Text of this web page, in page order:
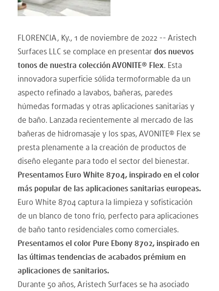
FLORENCIA, Ky., 1 de noviembre de 2022 -- Aristech
Surfaces LLC se complace en presentar dos nuevos
tonos de nuestra colección AVONITE® Flex. Esta
innovadora superficie sólida termoformable da un
aspecto refinado a lavabos, bañeras, paredes
húmedas formadas y otras aplicaciones sanitarias y
de baño. Lanzada recientemente al mercado de las
bañeras de hidromasaje y los spas, AVONITE® Flex se
presta plenamente a la creación de productos de
diseño elegante para todo el sector del bienestar.
Presentamos Euro White 8704, inspirado en el color
más popular de las aplicaciones sanitarias europeas.
Euro White 8704 captura la limpieza y sofisticación
de un blanco de tono frío, perfecto para aplicaciones
de baño tanto residenciales como comerciales.
Presentamos el color Pure Ebony 8702, inspirado en
las últimas tendencias de acabados prémium en
aplicaciones de sanitarios.
Durante 50 años, Aristech Surfaces se ha asociado